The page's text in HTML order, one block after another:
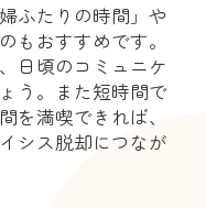
ふたりの時間」や
もおすすめです。
日頃のコミュニケ
う。また短時間で
を満喫できれば、
シス脱却につなが